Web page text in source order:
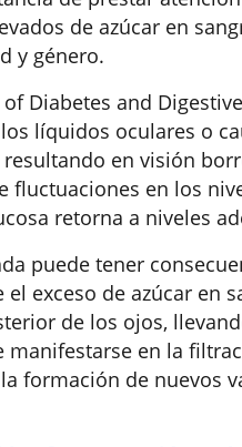
de azúcar en
y género.
Diabetes and
líquidos oculares o
en visión
en los
retorna a niveles
puede tener
exceso de azúcar en
de los ojos,
manifestarse en la
formación de nuevos